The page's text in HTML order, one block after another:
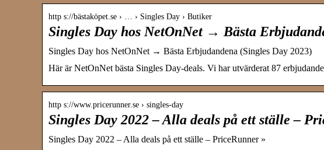
http s://bästaköpet.se › … › Singles Day › Butiker
Singles Day hos NetOnNet → Bästa
Singles Day hos NetOnNet → Bästa Erbjudandena (Singles Day 2023)
Här är NetOnNet bästa Singles Day-deals. Vi har utvärderat 87
http s://www.pricerunner.se › singles-day
Singles Day 2022 – Alla deals på ett ställe –
Singles Day 2022 – Alla deals på ett ställe – PriceRunner »